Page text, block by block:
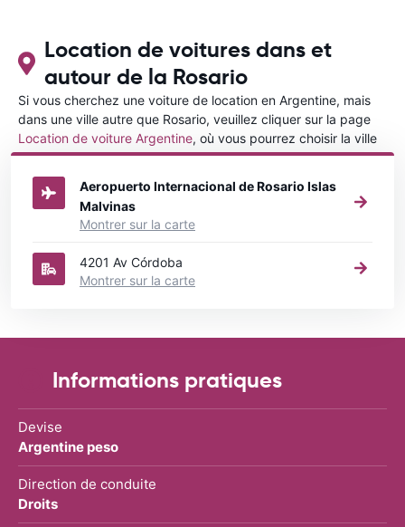
Location de voitures dans et
autour de la Rosario
Si vous cherchez une voiture de location en Argentine, mais
dans une ville autre que Rosario, veuillez cliquer sur la page
Location de voiture Argentine, où vous pourrez choisir la ville
dans le Argentine où vous souhaitez louer une voiture.
Aeropuerto Internacional de Rosario Islas
Malvinas
Montrer sur la carte
4201 Av Córdoba
Montrer sur la carte
Informations pratiques
Devise
Argentine peso
Direction de conduite
Droits